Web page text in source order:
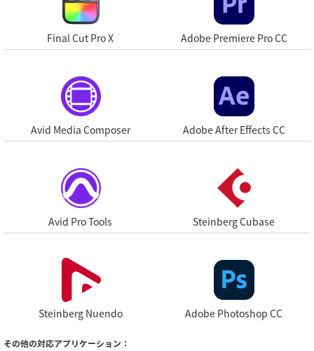
Final Cut Pro X Adobe Premiere Pro CC
Avid Media Composer Adobe After Effects CC
Avid Pro Tools Steinberg Cubase
Steinberg Nuendo Adobe Photoshop CC
その他の対応アプリケーション：